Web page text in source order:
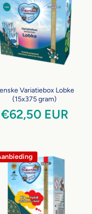
Variatiebox Lobke
(15x375 gram)
€62,50 EUR